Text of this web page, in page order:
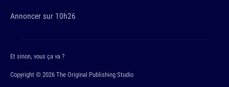
Annoncer sur 10h26
Copyright © 2026 The Original Publishing Studio
Et sinon, vous ça va ?